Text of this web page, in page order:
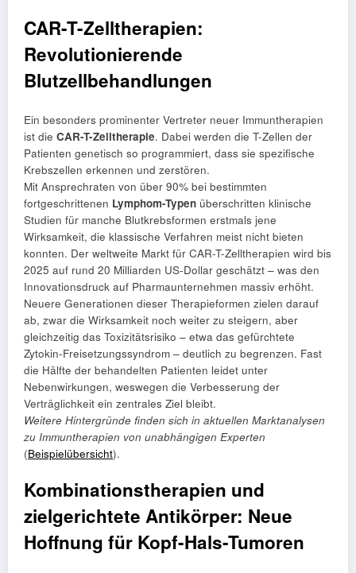
CAR-T-Zelltherapien:
Revolutionierende
Blutzellbehandlungen
Ein besonders prominenter Vertreter neuer Immuntherapien
ist die CAR-T-Zelltherapie. Dabei werden die T-Zellen der
Patienten genetisch so programmiert, dass sie spezifische
Krebszellen erkennen und zerstören.
Mit Ansprechraten von über 90% bei bestimmten
fortgeschrittenen Lymphom-Typen überschritten klinische
Studien für manche Blutkrebsformen erstmals jene
Wirksamkeit, die klassische Verfahren meist nicht bieten
konnten. Der weltweite Markt für CAR-T-Zelltherapien wird bis
2025 auf rund 20 Milliarden US-Dollar geschätzt – was den
Innovationsdruck auf Pharmaunternehmen massiv erhöht.
Neuere Generationen dieser Therapieformen zielen darauf
ab, zwar die Wirksamkeit noch weiter zu steigern, aber
gleichzeitig das Toxizitätsrisiko – etwa das gefürchtete
Zytokin-Freisetzungssyndrom – deutlich zu begrenzen. Fast
die Hälfte der behandelten Patienten leidet unter
Nebenwirkungen, weswegen die Verbesserung der
Verträglichkeit ein zentrales Ziel bleibt.
Weitere Hintergründe finden sich in aktuellen Marktanalysen
zu Immuntherapien von unabhängigen Experten
(Beispielübersicht).
Kombinationstherapien und
zielgerichtete Antikörper: Neue
Hoffnung für Kopf-Hals-Tumoren